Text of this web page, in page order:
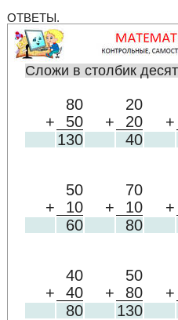
ОТВЕТЫ.
Сложи в столбик
80 20
+
50 + 20 +
130
40
50 70
+
10 + 10 +
60
80
40 50
+
40 + 80 +
80
130